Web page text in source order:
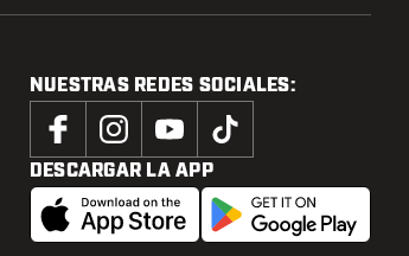
NUESTRAS REDES SOCIALES:
DESCARGAR LA APP